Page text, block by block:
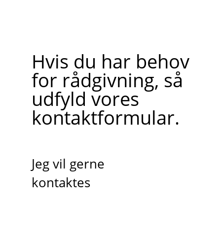
Hvis du har behov
for rådgivning, så
udfyld vores
kontaktformular.
Jeg vil gerne
kontaktes